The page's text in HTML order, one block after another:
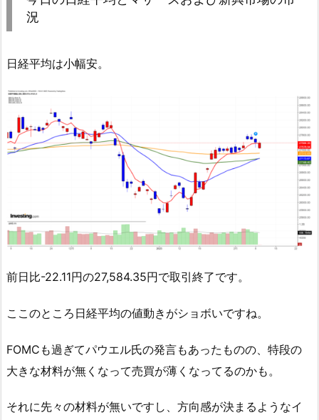
況
日経平均は小幅安。
前日比-22.11円の27,584.35円で取引終了です。
ここのところ日経平均の値動きがショボいですね。
FOMCも過ぎてパウエル氏の発言もあったものの、特段の
大きな材料が無くなって売買が薄くなってるのかも。
それに先々の材料が無いですし、方向感が決まるようなイ